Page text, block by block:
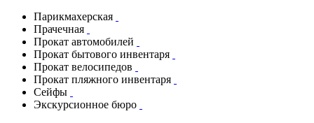
Парикмахерская
Прачечная
Прокат автомобилей
Прокат бытового инвентаря
Прокат велосипедов
Прокат пляжного инвентаря
Сейфы
Экскурсионное бюро